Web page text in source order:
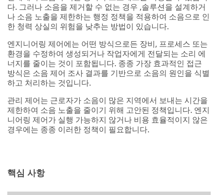
소음 제어:
소음 위험을 줄이는 가장 효과적인 방법으로 간주
됩니다.
프로세스 설계 중에 조용한 장비를 지정하거나 엔
지니어링 제어를 사용하거나 관리 제어를 구현하
여 수행할 수 있습니다.
회사가 청력 보존 프로그램에 참여하는 직원 수를
줄일 수 있습니다.
핵심 용어
청력 보존 핵심 용어(PDF, 369.50KB)